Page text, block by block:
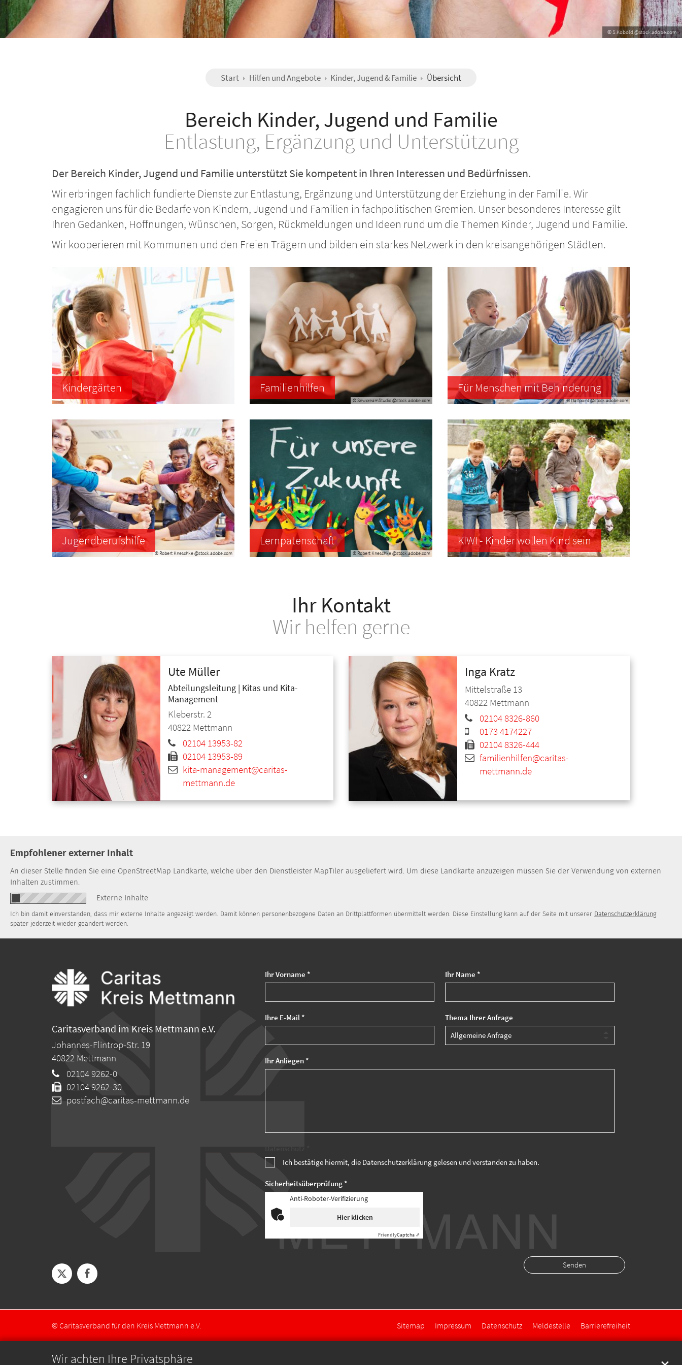
Wir achten Ihre Privatsphäre
© S.Kobold @stock.adobe.com
Start Hilfen und Angebote Kinder, Jugend & Familie Übersicht
Bereich Kinder, Jugend und Familie
Entlastung, Ergänzung und Unterstützung
Der Bereich Kinder, Jugend und Familie unterstützt Sie kompetent in Ihren Interessen und Bedürfnissen.
Wir erbringen fachlich fundierte Dienste zur Entlastung, Ergänzung und Unterstützung der Erziehung in der Familie. Wir
engagieren uns für die Bedarfe von Kindern, Jugend und Familien in fachpolitischen Gremien. Unser besonderes Interesse gilt
Ihren Gedanken, Hoffnungen, Wünschen, Sorgen, Rückmeldungen und Ideen rund um die Themen Kinder, Jugend und Familie.
Wir kooperieren mit Kommunen und den Freien Trägern und bilden ein starkes Netzwerk in den kreisangehörigen Städten.
Kindergärten
© SewcreamStudio @stock.adobe.com
Familienhilfen
© Halfpoint @stock.adobe.com
Für Menschen mit Behinderung
© Robert Kneschke @stock.adobe.com
Jugendberufshilfe
© Robert Kneschke @stock.adobe.com
Lernpatenschaft KIWI - Kinder wollen Kind sein
Ihr Kontakt
Wir helfen gerne
Ute Müller
Abteilungsleitung | Kitas und Kita-
Management
Kleberstr. 2
40822 Mettmann
02104 13953-82
02104 13953-89
kita-management@caritas-
mettmann.de
Inga Kratz
Mittelstraße 13
40822 Mettmann
02104 8326-860
0173 4174227
02104 8326-444
familienhilfen@caritas-
mettmann.de
Empfohlener externer Inhalt
An dieser Stelle finden Sie eine OpenStreetMap Landkarte, welche über den Dienstleister MapTiler ausgeliefert wird. Um diese Landkarte anzuzeigen müssen Sie der Verwendung von externen
Inhalten zustimmen.
Externe Inhalte
Ich bin damit einverstanden, dass mir externe Inhalte angezeigt werden. Damit können personenbezogene Daten an Drittplattformen übermittelt werden. Diese Einstellung kann auf der Seite mit unserer Datenschutzerklärung
später jederzeit wieder geändert werden.
Ihr Vorname * Ihr Name *
Ihre E-Mail * Thema Ihrer Anfrage
Ihr Anliegen *
Ich bestätige hiermit, die Datenschutzerklärung gelesen und verstanden zu haben.
Sicherheitsüberprüfung *
Anti-Roboter-Verifizierung
Hier klicken
FriendlyCaptcha ⇗
Caritasverband im Kreis Mettmann e.V.
Johannes-Flintrop-Str. 19
40822 Mettmann
02104 9262-0
02104 9262-30
postfach@caritas-mettmann.de
© Caritasverband für den Kreis Mettmann e.V. Sitemap Impressum Datenschutz Meldestelle Barrierefreiheit